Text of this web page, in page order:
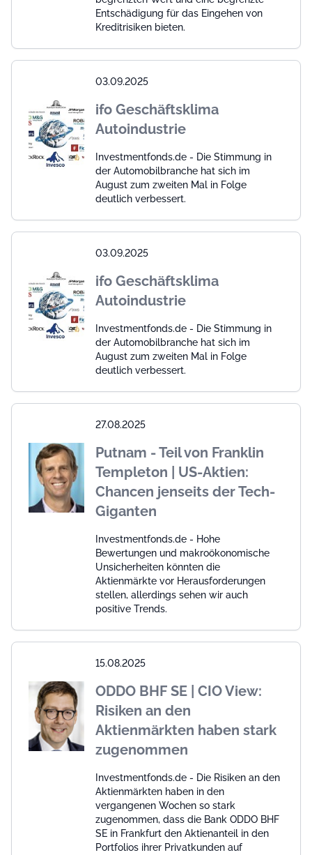
Entschädigung für das Eingehen von
Kreditrisiken bieten.
03.09.2025
ifo Geschäftsklima
Autoindustrie
Investmentfonds.de - Die Stimmung in
der Automobilbranche hat sich im
August zum zweiten Mal in Folge
deutlich verbessert.
03.09.2025
ifo Geschäftsklima
Autoindustrie
Investmentfonds.de - Die Stimmung in
der Automobilbranche hat sich im
August zum zweiten Mal in Folge
deutlich verbessert.
27.08.2025
Putnam - Teil von Franklin
Templeton | US-Aktien:
Chancen jenseits der Tech-
Giganten
Investmentfonds.de - Hohe
Bewertungen und makroökonomische
Unsicherheiten könnten die
Aktienmärkte vor Herausforderungen
stellen, allerdings sehen wir auch
positive Trends.
15.08.2025
ODDO BHF SE | CIO View:
Risiken an den
Aktienmärkten haben stark
zugenommen
Investmentfonds.de - Die Risiken an den
Aktienmärkten haben in den
vergangenen Wochen so stark
zugenommen, dass die Bank ODDO BHF
SE in Frankfurt den Aktienanteil in den
Portfolios ihrer Privatkunden auf